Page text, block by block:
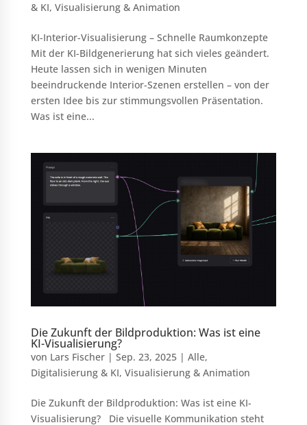
& KI, Visualisierung & Animation
KI-Interior-Visualisierung – Schnelle Raumkonzepte
Mit der KI-Bildgenerierung hat sich vieles geändert.
Heute lassen sich in wenigen Minuten
beeindruckende Interior-Szenen erstellen – von der
ersten Idee bis zur stimmungsvollen Präsentation.
Was ist eine...
Die Zukunft der Bildproduktion: Was ist eine
KI-Visualisierung?
von Lars Fischer| Sep. 23, 2025| Alle,
Digitalisierung & KI, Visualisierung & Animation
Die Zukunft der Bildproduktion: Was ist eine KI-
Visualisierung? Die visuelle Kommunikation steht